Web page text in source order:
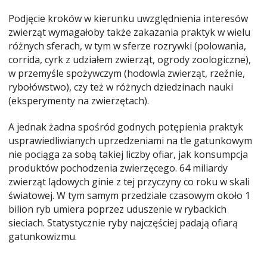
Podjęcie kroków w kierunku uwzględnienia interesów
zwierząt wymagałoby także zakazania praktyk w wielu
różnych sferach, w tym w sferze rozrywki (polowania,
corrida, cyrk z udziałem zwierząt, ogrody zoologiczne),
w przemyśle spożywczym (hodowla zwierząt, rzeźnie,
rybołówstwo), czy też w różnych dziedzinach nauki
(eksperymenty na zwierzętach).
A jednak żadna spośród godnych potępienia praktyk
usprawiedliwianych uprzedzeniami na tle gatunkowym
nie pociąga za sobą takiej liczby ofiar, jak konsumpcja
produktów pochodzenia zwierzęcego. 64 miliardy
zwierząt lądowych ginie z tej przyczyny co roku w skali
światowej. W tym samym przedziale czasowym około 1
bilion ryb umiera poprzez uduszenie w rybackich
sieciach. Statystycznie ryby najczęściej padają ofiarą
gatunkowizmu.